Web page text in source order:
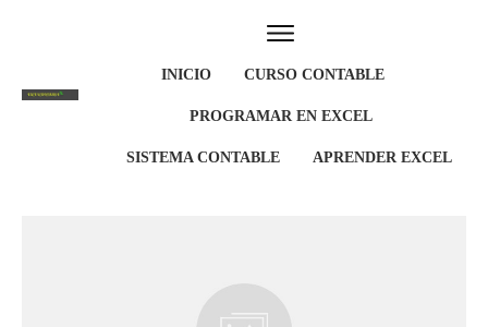
INICIO CURSO CONTABLE
PROGRAMAR EN EXCEL
SISTEMA CONTABLE APRENDER EXCEL